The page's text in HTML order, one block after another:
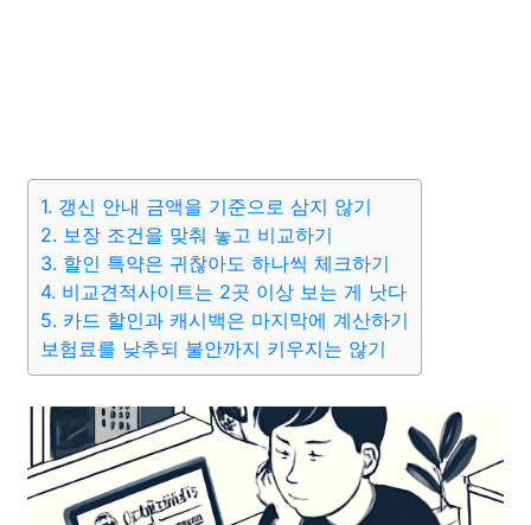
1. 갱신 안내 금액을 기준으로 삼지 않기
2. 보장 조건을 맞춰 놓고 비교하기
3. 할인 특약은 귀찮아도 하나씩 체크하기
4. 비교견적사이트는 2곳 이상 보는 게 낫다
5. 카드 할인과 캐시백은 마지막에 계산하기
보험료를 낮추되 불안까지 키우지는 않기